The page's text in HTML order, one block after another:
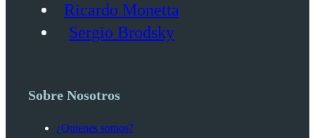
Ricardo Monetta
Sergio Brodsky
Sobre Nosotros
¿Quienes somos?